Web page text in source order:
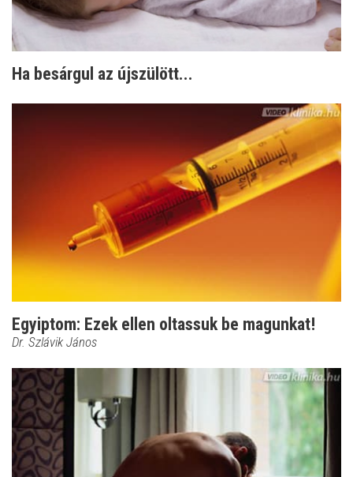
Ha besárgul az újszülött...
Egyiptom: Ezek ellen oltassuk be magunkat!
Dr. Szlávik János